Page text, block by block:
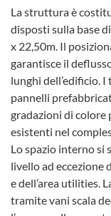
La struttura è
disposti sulla base
x 22,50m. Il
garantisce il
lunghi dell’edificio.
pannelli
gradazioni di colore
esistenti nel
Lo spazio interno si
livello ad eccezione
e dell’area utilities.
tramite vani scala